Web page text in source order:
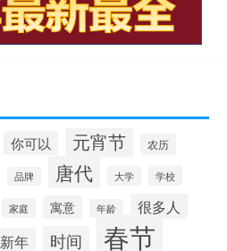
你可以 元宵节 农历
品牌 唐代 大学 学校
家庭 寓意 年龄 很多人
新年 时间 春节